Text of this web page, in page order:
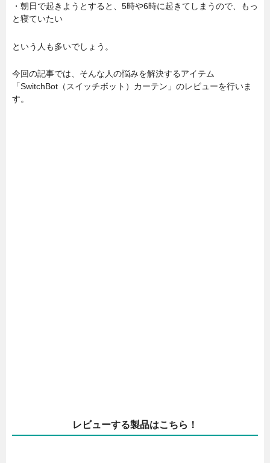
・朝日で起きようとすると、5時や6時に起きてしまうので、もっ
と寝ていたい
という人も多いでしょう。
今回の記事では、そんな人の悩みを解決するアイテム
「SwitchBot（スイッチボット）カーテン」のレビューを行いま
す。
レビューする製品はこちら！